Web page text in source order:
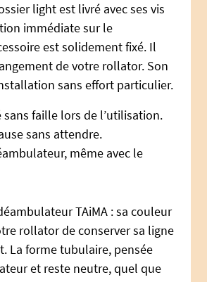
light est livré avec ses vis
immédiate sur le
est solidement fixé. Il
de votre rollator. Son
sans effort particulier.
faille lors de l’utilisation.
sans attendre.
même avec le
TAiMA : sa couleur
rollator de conserver sa ligne
La forme tubulaire, pensée
et reste neutre, quel que